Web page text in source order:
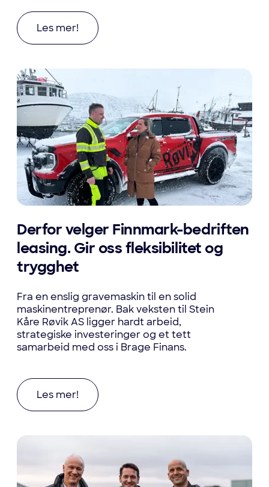
Les mer om Finansier din Paxster enkelt med
Les mer!
Derfor velger Finnmark-bedriften
leasing. Gir oss fleksibilitet og
trygghet
Fra en enslig gravemaskin til en solid
maskinentreprenør. Bak veksten til Stein
Kåre Røvik AS ligger hardt arbeid,
strategiske investeringer og et tett
samarbeid med oss i Brage Finans.
Les mer om Derfor velger Finnmark-bedriften
Les mer!